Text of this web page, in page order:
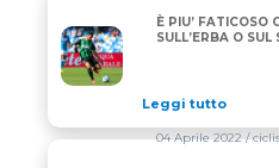
È PIU’ FATICOSO
È PIU’ FATICOSO
SULL’ERBA O
Leggi tutto
04 Aprile 2022/